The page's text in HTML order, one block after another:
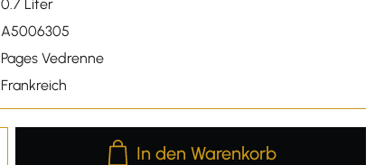
0.7 Liter
A5006305
Pages Vedrenne
Frankreich
Produkt Anzahl: Gib den
In den Warenkorb